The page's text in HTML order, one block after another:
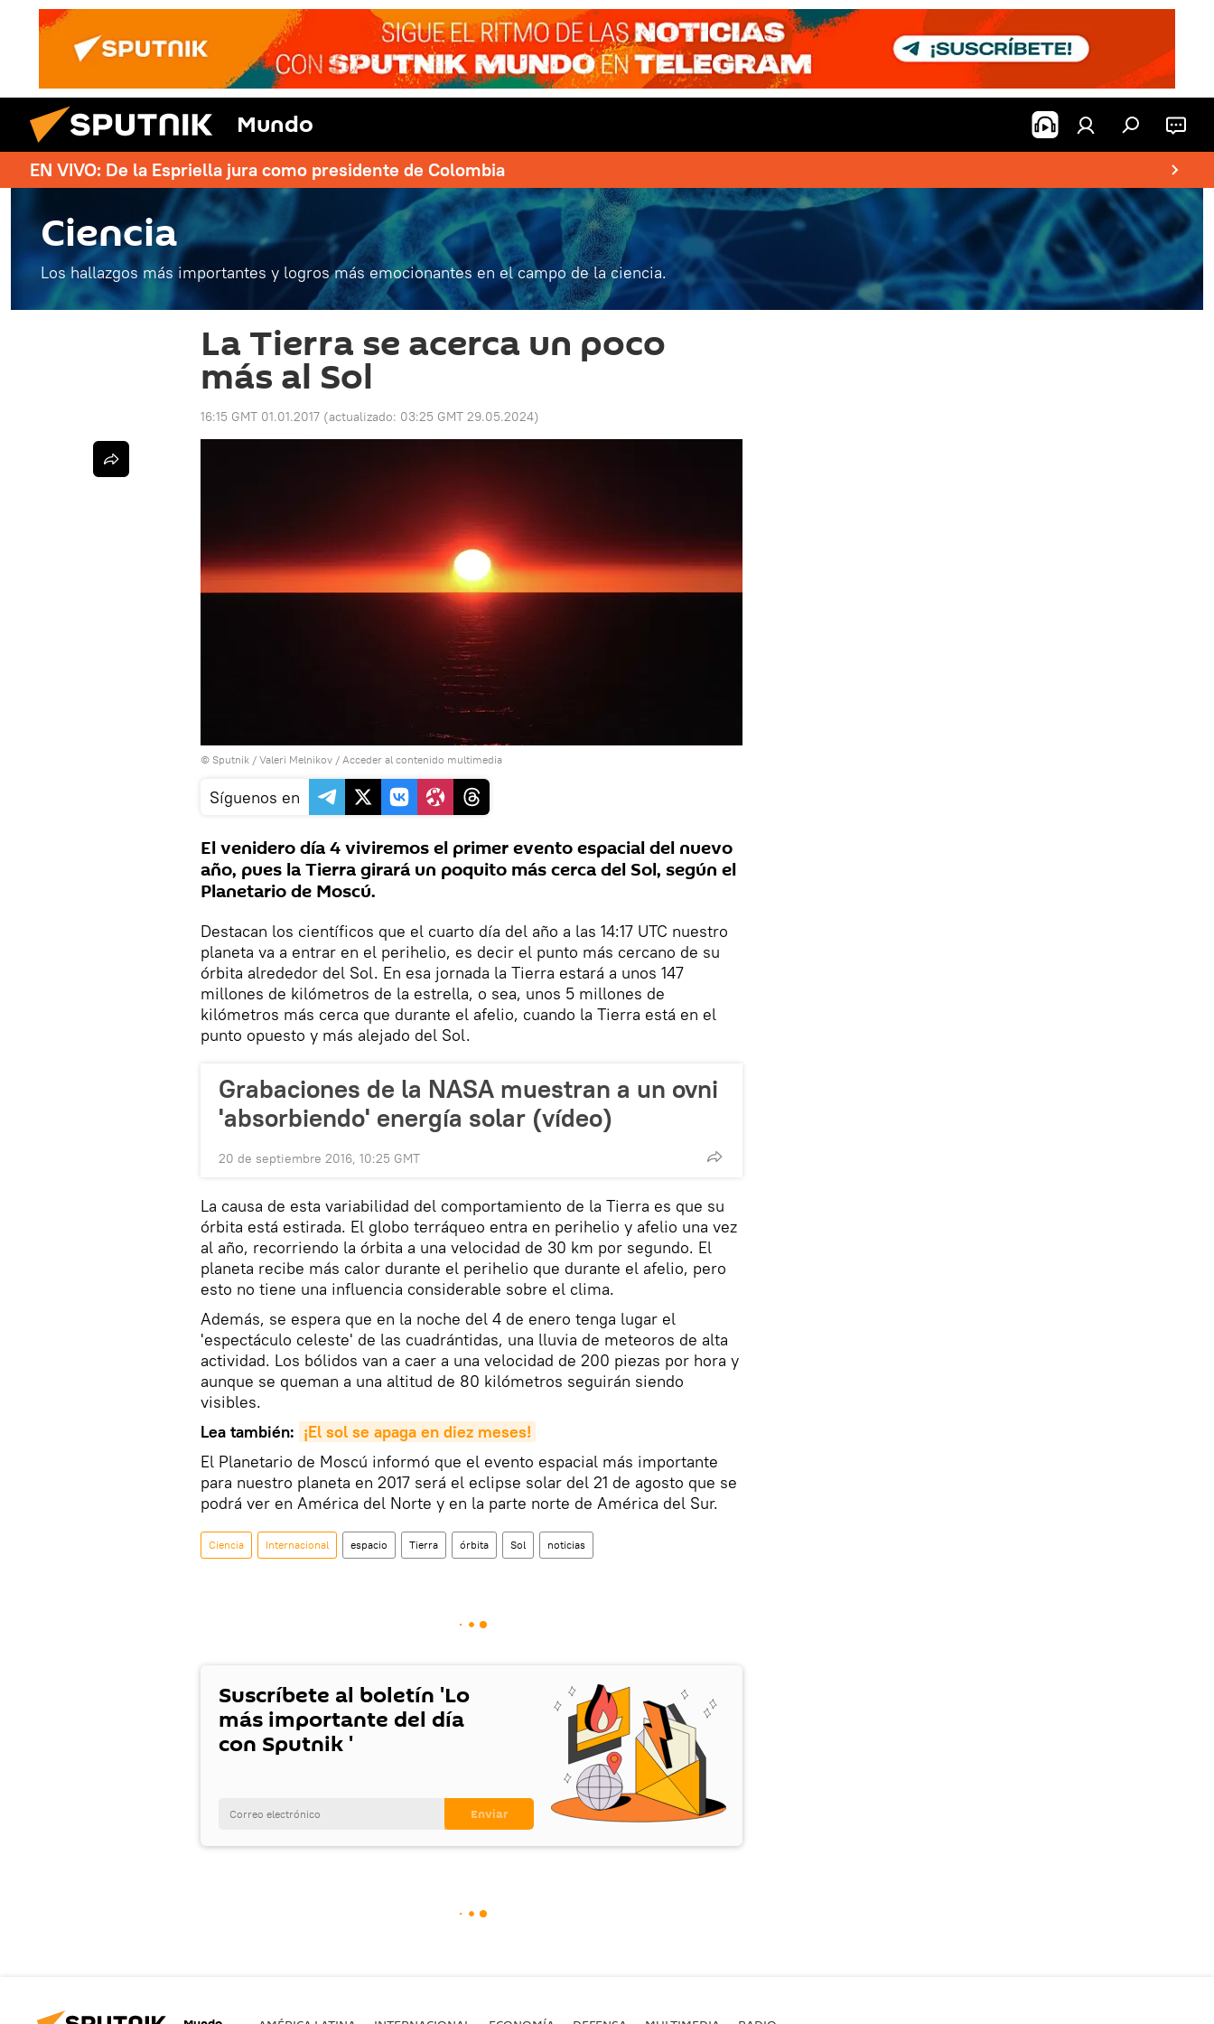
Mundo
EN VIVO: De la Espriella jura como presidente de Colombia
Ciencia
Los hallazgos más importantes y logros más emocionantes en el campo de la ciencia.
La Tierra se acerca un poco
más al Sol
16:15 GMT 01.01.2017 (actualizado: 03:25 GMT 29.05.2024)
© Sputnik / Valeri Melnikov / Acceder al contenido multimedia
Síguenos en
El venidero día 4 viviremos el primer evento espacial del nuevo
año, pues la Tierra girará un poquito más cerca del Sol, según el
Planetario de Moscú.
Destacan los científicos que el cuarto día del año a las 14:17 UTC nuestro
planeta va a entrar en el perihelio, es decir el punto más cercano de su
órbita alrededor del Sol. En esa jornada la Tierra estará a unos 147
millones de kilómetros de la estrella, o sea, unos 5 millones de
kilómetros más cerca que durante el afelio, cuando la Tierra está en el
punto opuesto y más alejado del Sol.
Grabaciones de la NASA muestran a un ovni
'absorbiendo' energía solar (vídeo)
20 de septiembre 2016, 10:25 GMT
La causa de esta variabilidad del comportamiento de la Tierra es que su
órbita está estirada. El globo terráqueo entra en perihelio y afelio una vez
al año, recorriendo la órbita a una velocidad de 30 km por segundo. El
planeta recibe más calor durante el perihelio que durante el afelio, pero
esto no tiene una influencia considerable sobre el clima.
Además, se espera que en la noche del 4 de enero tenga lugar el
'espectáculo celeste' de las cuadrántidas, una lluvia de meteoros de alta
actividad. Los bólidos van a caer a una velocidad de 200 piezas por hora y
aunque se queman a una altitud de 80 kilómetros seguirán siendo
visibles.
Lea también: ¡El sol se apaga en diez meses!
El Planetario de Moscú informó que el evento espacial más importante
para nuestro planeta en 2017 será el eclipse solar del 21 de agosto que se
podrá ver en América del Norte y en la parte norte de América del Sur.
Ciencia Internacional espacio Tierra órbita Sol noticias
Suscríbete al boletín 'Lo
más importante del día
con Sputnik '